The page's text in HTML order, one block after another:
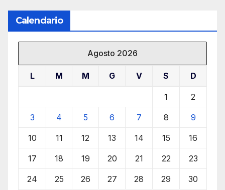
Calendario
Agosto 2026
L M M G V S D
1 2
3 4 5 6 7 8 9
10 11 12 13 14 15 16
17 18 19 20 21 22 23
24 25 26 27 28 29 30